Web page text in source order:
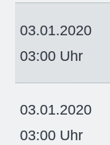
03.01.2020
03:00 Uhr
03.01.2020
03:00 Uhr